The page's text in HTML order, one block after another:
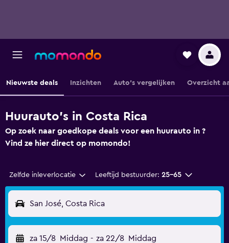
Nieuwste deals Inzichten Auto's vergelijken Overzicht
Huurauto's in Costa Rica
Op zoek naar goedkope deals voor een huurauto in ?
Vind ze hier direct op momondo!
Zelfde inleverlocatie Leeftijd bestuurder: 25-65
San José, Costa Rica
za 15/8 Middag - za 22/8 Middag